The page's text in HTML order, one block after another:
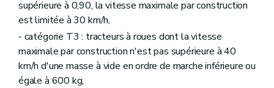
supérieure à 0,90, la vitesse maximale par construction
est limitée à 30 km/h,
- catégorie T3 : tracteurs à roues dont la vitesse
maximale par construction n'est pas supérieure à 40
km/h d'une masse à vide en ordre de marche inférieure ou
égale à 600 kg,